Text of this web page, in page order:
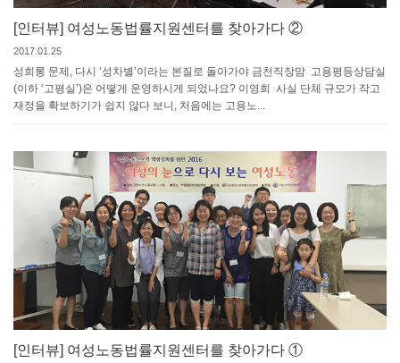
[인터뷰] 여성노동법률지원센터를 찾아가다 ②
2017.01.25
성희롱 문제, 다시 ‘성차별’이라는 본질로 돌아가야 금천직장맘 고용평등상담실
(이하 ‘고평실’)은 어떻게 운영하시게 되었나요? 이영희 사실 단체 규모가 작고
재정을 확보하기가 쉽지 않다 보니, 처음에는 고용노...
[인터뷰] 여성노동법률지원센터를 찾아가다 ①